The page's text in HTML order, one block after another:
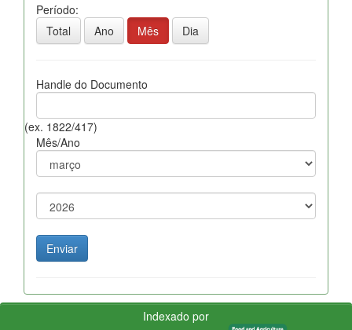
Período:
Total
Ano Mês Dia
Handle do Documento
(ex. 1822/417)
Mês/Ano
Indexado por